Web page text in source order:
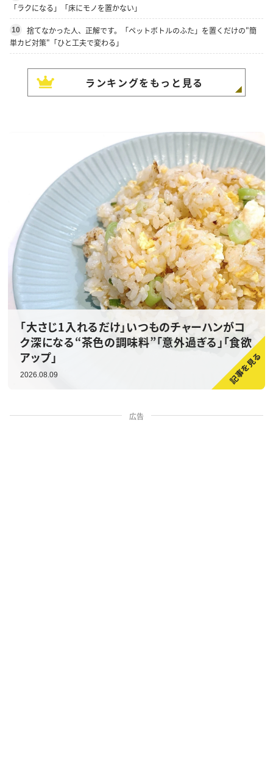
「ラクになる」「床にモノを置かない」
10
捨てなかった人、正解です。「ペットボトルのふた」を置くだけの"簡
単カビ対策"「ひと工夫で変わる」
ランキングをもっと見る
「大さじ1入れるだけ」いつものチャーハンがコ
ク深になる“茶色の調味料”「意外過ぎる」「食欲
アップ」
2026.08.09
広告